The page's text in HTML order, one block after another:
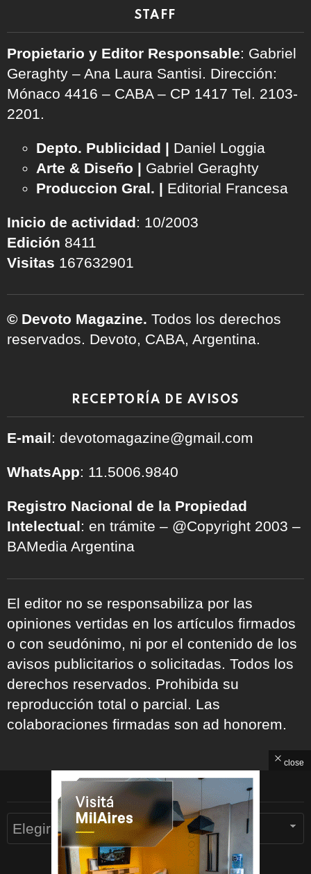
STAFF
Propietario y Editor Responsable: Gabriel
Geraghty – Ana Laura Santisi. Dirección:
Mónaco 4416 – CABA – CP 1417 Tel. 2103-
2201.
Depto. Publicidad | Daniel Loggia
Arte & Diseño | Gabriel Geraghty
Produccion Gral. | Editorial Francesa
Inicio de actividad: 10/2003
Edición 8411
Visitas 167632901
© Devoto Magazine. Todos los derechos
reservados. Devoto, CABA, Argentina.
RECEPTORÍA DE AVISOS
E-mail: devotomagazine@gmail.com
WhatsApp: 11.5006.9840
Registro Nacional de la Propiedad
Intelectual: en trámite – @Copyright 2003 –
BAMedia Argentina
El editor no se responsabiliza por las
opiniones vertidas en los artículos firmados
o con seudónimo, ni por el contenido de los
avisos publicitarios o solicitadas. Todos los
derechos reservados. Prohibida su
reproducción total o parcial. Las
colaboraciones firmadas son ad honorem.
ARCHIVOS
Archivos
close